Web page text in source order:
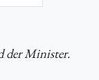
der Minister.